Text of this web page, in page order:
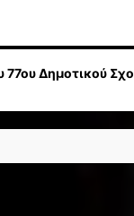
77ου Δημοτικού